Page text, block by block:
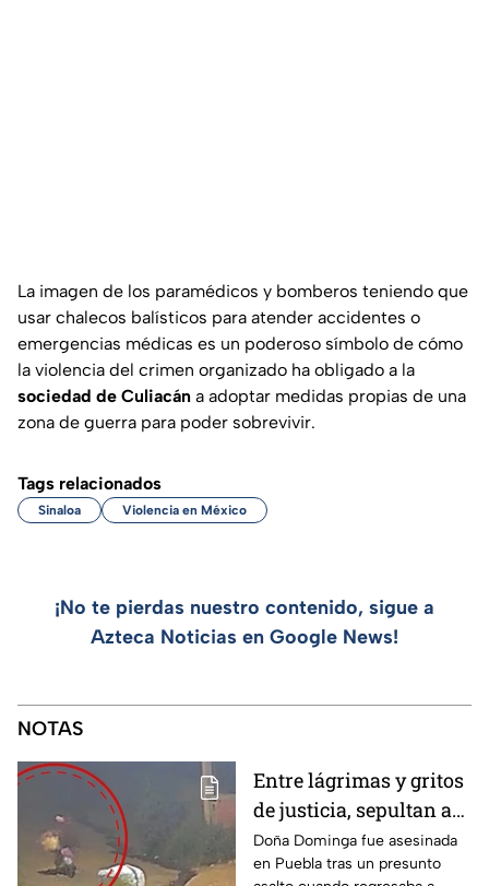
La imagen de los paramédicos y bomberos teniendo que
usar chalecos balísticos para atender accidentes o
emergencias médicas es un poderoso símbolo de cómo
la violencia del crimen organizado ha obligado a la
sociedad de Culiacán a adoptar medidas propias de una
zona de guerra para poder sobrevivir.
Tags relacionados
Sinaloa Violencia en México
¡No te pierdas nuestro contenido, sigue a
Azteca Noticias en Google News!
NOTAS
Entre lágrimas y gritos
de justicia, sepultan a
doña Dominga, la
abuelita asesinada tras
Doña Dominga fue asesinada
en Puebla tras un presunto